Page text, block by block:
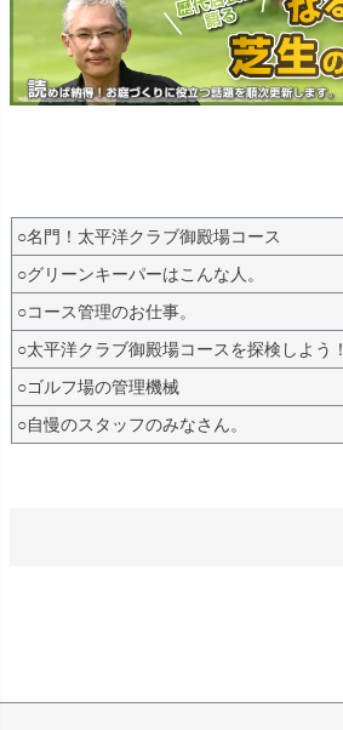
○名門！太平洋クラブ御殿場コース
○グリーンキーパーはこんな人。
○コース管理のお仕事。
○太平洋クラブ御殿場コースを探検しよう！
○ゴルフ場の管理機械
○自慢のスタッフのみなさん。